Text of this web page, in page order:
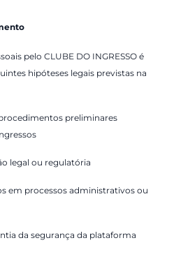
pelo CLUBE DO INGRESSO é
hipóteses legais previstas na
preliminares
legal ou regulatória
em processos administrativos ou
da segurança da plataforma